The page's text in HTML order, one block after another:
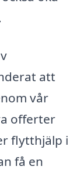
att
vår
offerter
flytthjälp i
få en